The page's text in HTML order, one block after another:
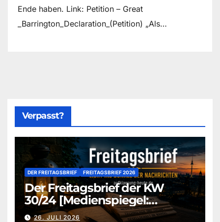
Ende haben. Link: Petition – Great
_Barrington_Declaration_(Petition) „Als…
Verpasst?
DER FREITAGSBRIEF FREITAGSBRIEF 2026
Der Freitagsbrief der KW
30/24 [Medienspiegel:
aufklaerung-heute-de]
26. JULI 2026